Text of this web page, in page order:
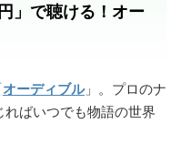
」で聴ける！オー
オーディブル」。プロのナ
ばいつでも物語の世界